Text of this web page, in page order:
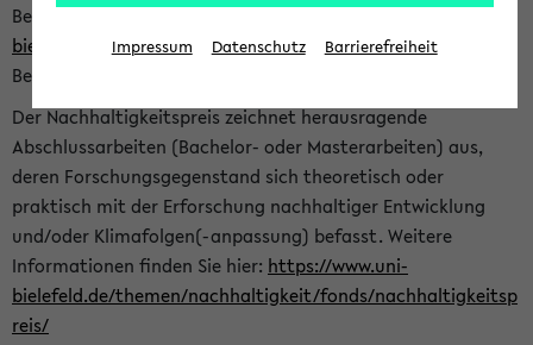
Bewerbung dieses Formular<https://formulare.uni-
bielefeld.de/frontend-server/form/provide/913/>. Die
Bewerbungsfrist endet am 30.09.2026.
Der Nachhaltigkeitspreis zeichnet herausragende
Abschlussarbeiten (Bachelor- oder Masterarbeiten) aus,
deren Forschungsgegenstand sich theoretisch oder
praktisch mit der Erforschung nachhaltiger Entwicklung
und/oder Klimafolgen(-anpassung) befasst. Weitere
Informationen finden Sie hier: https://www.uni-
bielefeld.de/themen/nachhaltigkeit/fonds/nachhaltigkeitsp
reis/
Impressum Datenschutz Barrierefreiheit